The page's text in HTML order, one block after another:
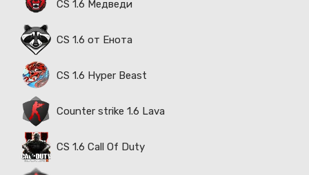
CS 1.6 Медведи
CS 1.6 от Енота
CS 1.6 Hyper Beast
Counter strike 1.6 Lava
CS 1.6 Call Of Duty